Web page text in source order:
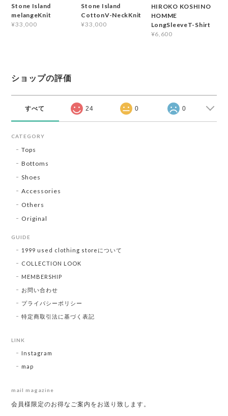
Stone Island
melangeKnit
¥33,000
Stone Island
CottonV-NeckKnit
¥33,000
HIROKO KOSHINO
HOMME
LongSleeveT-Shirt
¥6,600
ショップの評価
すべて 24 0 0
CATEGORY
Tops
Bottoms
Shoes
Accessories
Others
Original
GUIDE
1999 used clothing storeについて
COLLECTION LOOK
MEMBERSHIP
お問い合わせ
プライバシーポリシー
特定商取引法に基づく表記
LINK
Instagram
map
mail magazine
会員様限定のお得なご案内をお送り致します。